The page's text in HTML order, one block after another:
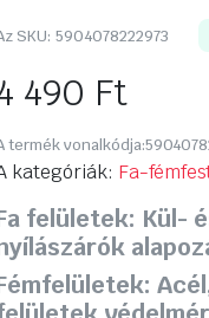
SKU: 5904078222973
490 Ft
termék vonalkódja:
kategóriák: Fa-
felületek: Kül-